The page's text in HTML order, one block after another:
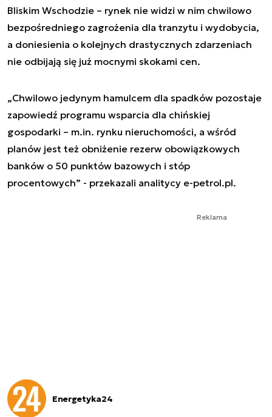
Bliskim Wschodzie – rynek nie widzi w nim chwilowo
bezpośredniego zagrożenia dla tranzytu i wydobycia,
a doniesienia o kolejnych drastycznych zdarzeniach
nie odbijają się już mocnymi skokami cen.
„Chwilowo jedynym hamulcem dla spadków pozostaje
zapowiedź programu wsparcia dla chińskiej
gospodarki – m.in. rynku nieruchomości, a wśród
planów jest też obniżenie rezerw obowiązkowych
banków o 50 punktów bazowych i stóp
procentowych” - przekazali analitycy e-petrol.pl.
Reklama
Energetyka24